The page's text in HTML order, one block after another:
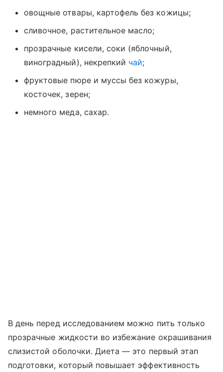
овощные отвары, картофель без кожицы;
сливочное, растительное масло;
прозрачные кисели, соки (яблочный,
виноградный), некрепкий чай;
фруктовые пюре и муссы без кожуры,
косточек, зерен;
немного меда, сахар.
В день перед исследованием можно пить только
прозрачные жидкости во избежание окрашивания
слизистой оболочки. Диета — это первый этап
подготовки, который повышает эффективность